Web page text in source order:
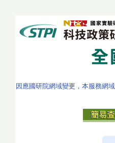
因應國研院網域變更，本服務網